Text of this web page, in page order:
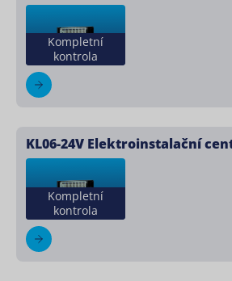
Kompletní
kontrola
KL06-24V Elektroinstalační
Kompletní
kontrola